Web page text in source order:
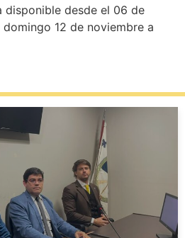
disponible desde el 06 de
12 de noviembre a